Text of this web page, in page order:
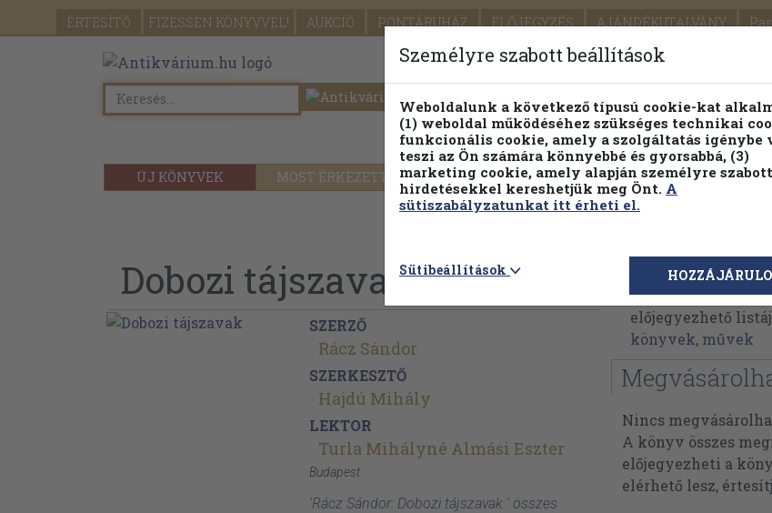
ÉRTESÍTŐ FIZESSEN KÖNYVVEL! AUKCIÓ PONTÁRUHÁZ ELŐJEGYZÉS AJÁNDÉKUTALVÁNY
ÚJ KÖNYVEK MOST ÉRKEZETT PILLANATNYI ÁRAINK FENNTARTHATÓ
Részletes kereső Témaköri fa
Dobozi tájszavak
SZERZŐ
Rácz Sándor
SZERKESZTŐ
Hajdú Mihály
LEKTOR
Turla Mihályné Almási Eszter
Budapest
'Rácz Sándor: Dobozi tájszavak ' összes
Rácz Sándor
Rácz Sándor
előjegyezhető
könyvek, művek
Nincs
A könyv összes
előjegyezheti a
elérhető lesz,
Személyre szabott beállítások
Weboldalunk a következő típusú cookie-kat
(1) weboldal működéséhez szükséges technikai
funkcionális cookie, amely a szolgáltatás igénybe
teszi az Ön számára könnyebbé és gyorsabbá, (3)
marketing cookie, amely alapján személyre szabott
hirdetésekkel kereshetjük meg Önt. A
sütiszabályzatunkat itt érheti el.
Sütibeállítások